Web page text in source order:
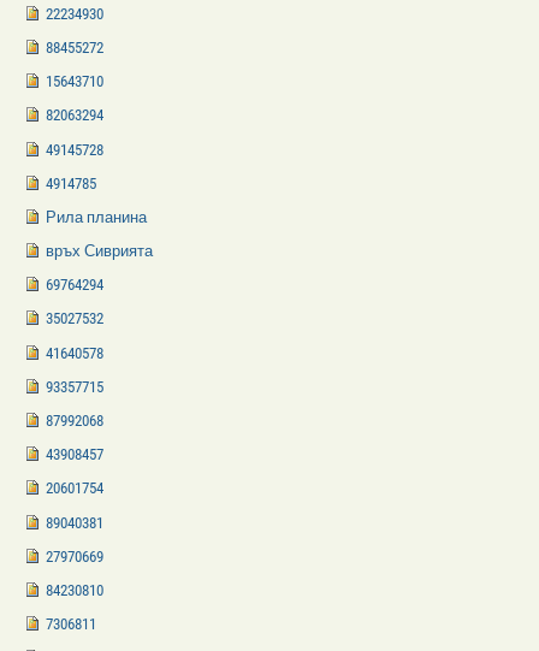
22234930
88455272
15643710
82063294
49145728
4914785
Рила планина
връх Сиврията
69764294
35027532
41640578
93357715
87992068
43908457
20601754
89040381
27970669
84230810
7306811